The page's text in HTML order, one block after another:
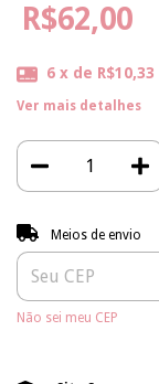
R$62,00
6 x de R$10,33
Ver mais detalhes
Entregas para o CEP:
Meios de envio
Não sei meu CEP